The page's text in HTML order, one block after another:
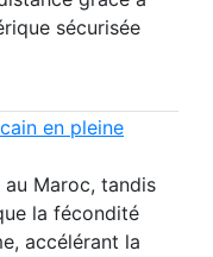
sécurisée
en pleine
Maroc, tandis
la fécondité
accélérant la